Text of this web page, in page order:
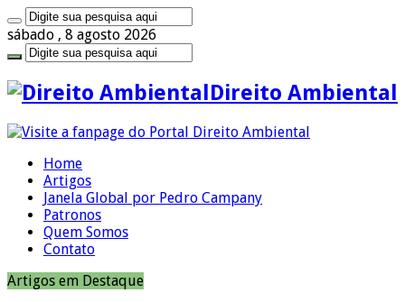
sábado , 8 agosto 2026
Direito Ambiental
Home
Artigos
Janela Global por Pedro Campany
Patronos
Quem Somos
Contato
Artigos em Destaque